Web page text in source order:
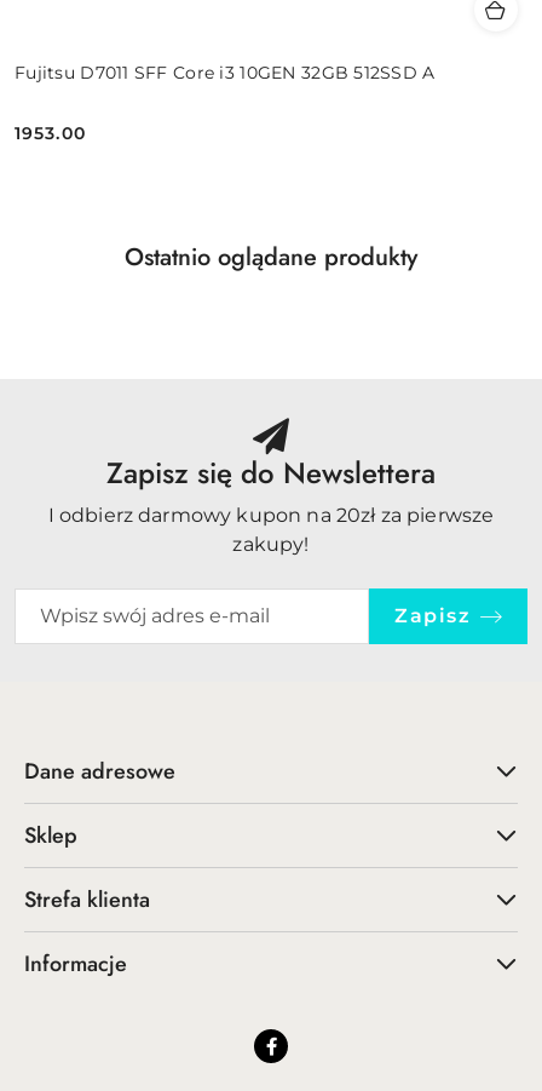
Fujitsu D7011 SFF Core i3 10GEN 32GB 512SSD A
Cena:
1953.00
Pomiń karuzelę produktów
Produkty
Ostatnio oglądane produkty
Zapisz się do Newslettera
I odbierz darmowy kupon na 20zł za pierwsze
zakupy!
Zapisz
Dane adresowe
Sklep
Strefa klienta
Informacje